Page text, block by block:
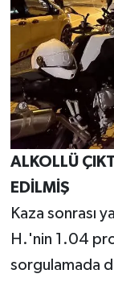
ALKOLLÜ
EDİLMİŞ
Kaza sonrası
H.'nin 1.04
sorgulamada